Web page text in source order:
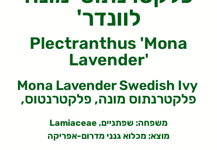
לוונדר'
Plectranthus 'Mona
Lavender'
Mona Lavender Swedish Ivy
,פלקטרנתוס מונה, פלקטרנטוס
משפחה: שפתניים, Lamiaceae
מוצא: מכלוא גנני מדרום-אפריקה